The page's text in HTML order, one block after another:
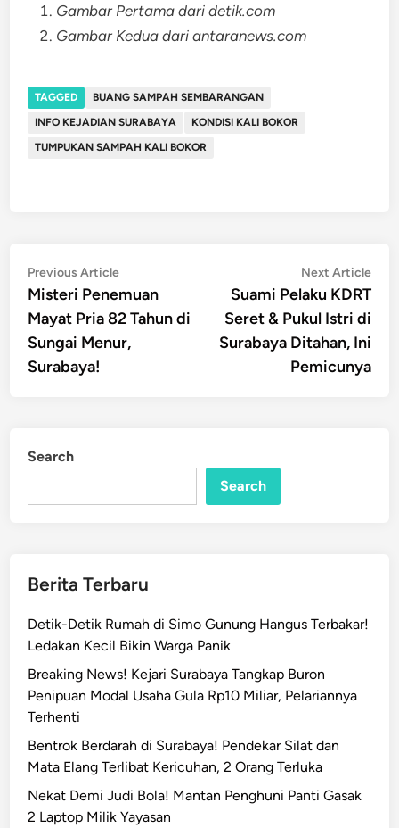
Gambar Pertama dari detik.com
Gambar Kedua dari antaranews.com
TAGGED
BUANG SAMPAH SEMBARANGAN
INFO KEJADIAN SURABAYA
KONDISI KALI BOKOR
TUMPUKAN SAMPAH KALI BOKOR
Post
navigation
Previous ArticlePrevious
article:
Misteri Penemuan
Mayat Pria 82 Tahun di
Sungai Menur,
Surabaya!
Next Article
Suami Pelaku KDRT
Seret & Pukul Istri di
Surabaya Ditahan, Ini
Pemicunya
Search
Search
Berita Terbaru
Detik-Detik Rumah di Simo Gunung Hangus Terbakar!
Ledakan Kecil Bikin Warga Panik
Breaking News! Kejari Surabaya Tangkap Buron
Penipuan Modal Usaha Gula Rp10 Miliar, Pelariannya
Terhenti
Bentrok Berdarah di Surabaya! Pendekar Silat dan
Mata Elang Terlibat Kericuhan, 2 Orang Terluka
Nekat Demi Judi Bola! Mantan Penghuni Panti Gasak
2 Laptop Milik Yayasan